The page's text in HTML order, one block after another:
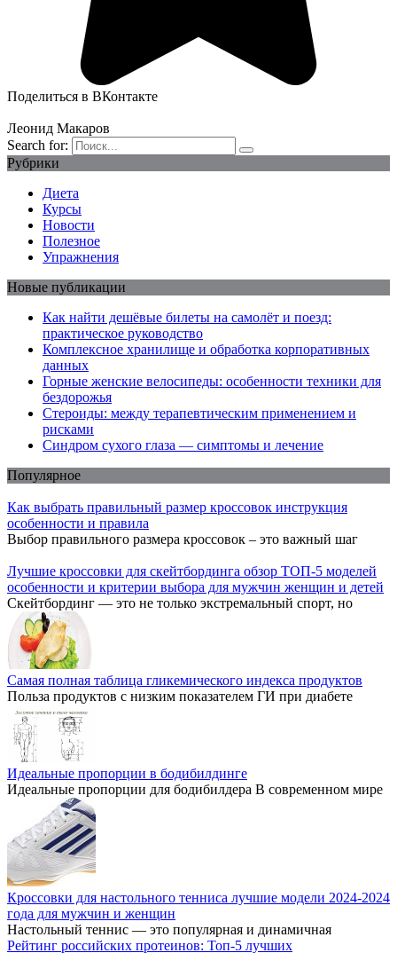
Поделиться в ВКонтакте
Леонид Макаров
Search for:
Рубрики
Диета
Курсы
Новости
Полезное
Упражнения
Новые публикации
Как найти дешёвые билеты на самолёт и поезд:
практическое руководство
Комплексное хранилище и обработка корпоративных
данных
Горные женские велосипеды: особенности техники для
бездорожья
Стероиды: между терапевтическим применением и
рисками
Синдром сухого глаза — симптомы и лечение
Популярное
Как выбрать правильный размер кроссовок инструкция
особенности и правила
Выбор правильного размера кроссовок – это важный шаг
Лучшие кроссовки для скейтбординга обзор ТОП-5 моделей
особенности и критерии выбора для мужчин женщин и детей
Скейтбординг — это не только экстремальный спорт, но
Самая полная таблица гликемического индекса продуктов
Польза продуктов с низким показателем ГИ при диабете
Идеальные пропорции в бодибилдинге
Идеальные пропорции для бодибилдера В современном мире
Кроссовки для настольного тенниса лучшие модели 2024-2024
года для мужчин и женщин
Настольный теннис — это популярная и динамичная
Рейтинг российских протеинов: Топ-5 лучших